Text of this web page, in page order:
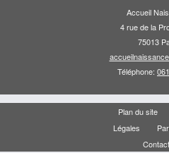
Accueil
4 rue de la
75013
Téléphone:
Plan du site
Légales